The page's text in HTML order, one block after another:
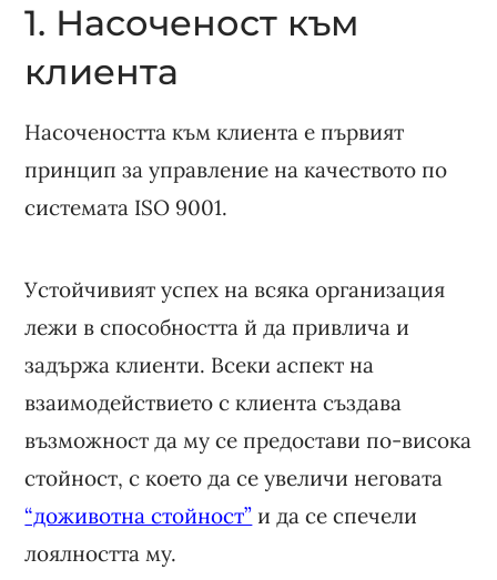
1. Насоченост към
клиента
Насочеността към клиента е първият
принцип за управление на качеството по
системата ISO 9001.
Устойчивият успех на всяка организация
лежи в способността й да привлича и
задържа клиенти. Всеки аспект на
взаимодействието с клиента създава
възможност да му се предостави по-висока
стойност, с което да се увеличи неговата
“доживотна стойност” и да се спечели
лоялността му.